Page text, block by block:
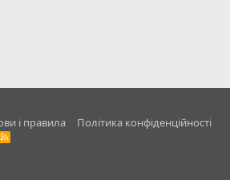
і правила
Політика конфіденційності
R